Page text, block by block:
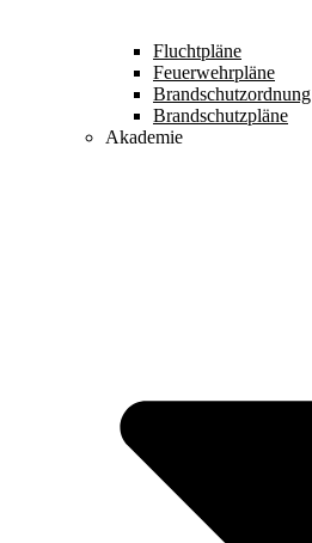
Fluchtpläne
Feuerwehrpläne
Brandschutzordnung
Brandschutzpläne
Akademie